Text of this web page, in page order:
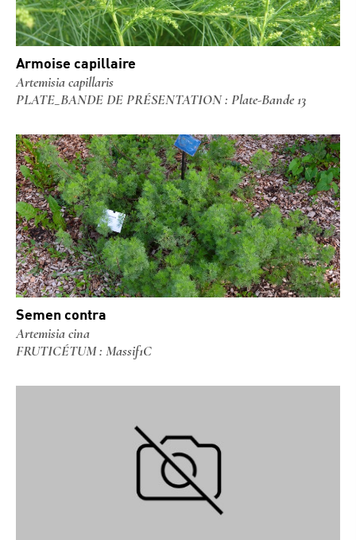
Armoise capillaire
Artemisia capillaris
PLATE_BANDE DE PRÉSENTATION : Plate-Bande 13
Semen contra
Artemisia cina
FRUTICÉTUM : Massif1C